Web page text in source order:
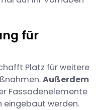
für
Platz für weitere
Außerdem
Fassadenelemente
eingebaut werden.